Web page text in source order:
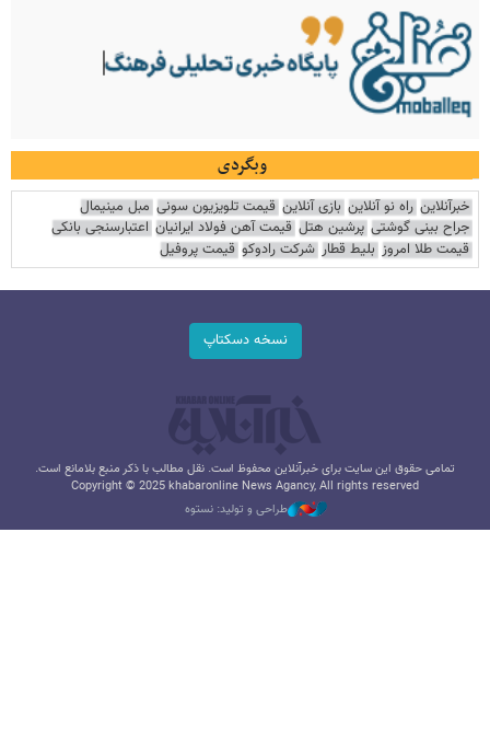
وبگردی
خبرآنلاین راه نو آنلاین بازی آنلاین قیمت تلویزیون سونی مبل مینیمال
جراح بینی گوشتی پرشین هتل قیمت آهن فولاد ایرانیان اعتبارسنجی بانکی
قیمت طلا امروز بلیط قطار شرکت رادوکو قیمت پروفیل
نسخه دسکتاپ
تمامی حقوق این سایت برای خبرآنلاین محفوظ است. نقل مطالب با ذکر منبع بلامانع است.
Copyright © 2025 khabaronline News Agancy, All rights reserved
طراحی و تولید: نستوه